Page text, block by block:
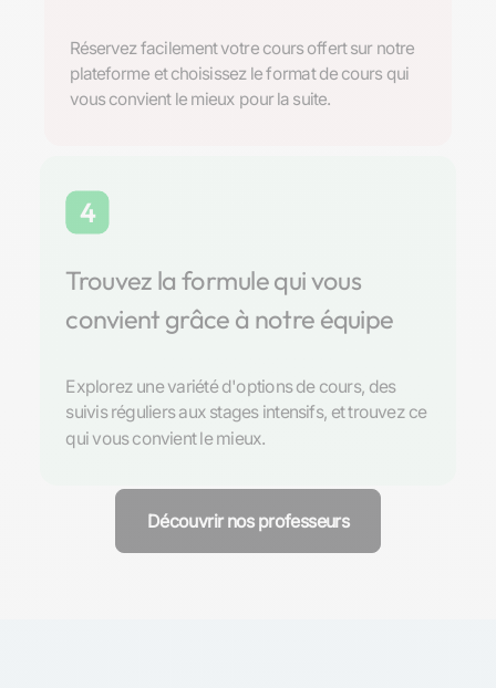
Réservez facilement votre cours offert sur notre
plateforme et choisissez le format de cours qui
vous convient le mieux pour la suite.
4
Trouvez la formule qui vous
convient grâce à notre équipe
Explorez une variété d'options de cours, des
suivis réguliers aux stages intensifs, et trouvez ce
qui vous convient le mieux.
Découvrir nos professeurs